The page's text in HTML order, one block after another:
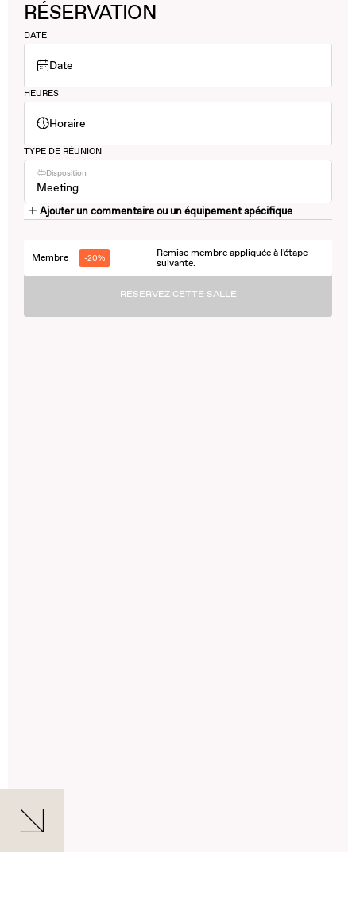
RÉSERVATION
DATE
Date
HEURES
Horaire
TYPE DE RÉUNION
Disposition
Meeting
Ajouter un commentaire ou un équipement spécifique
Membre -20%
Remise membre appliquée à l'étape
suivante.
RÉSERVEZ CETTE SALLE